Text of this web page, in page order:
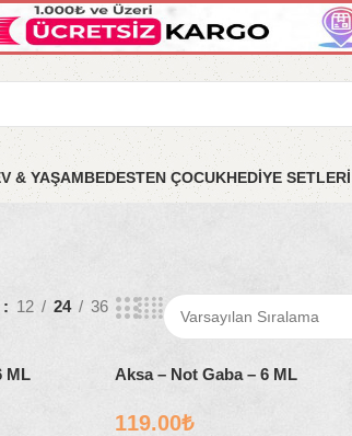
& YAŞAMBEDESTEN ÇOCUKHEDİYE SETLERİ
12 24 36
ML Aksa – Not Gaba – 6 ML
119.00₺